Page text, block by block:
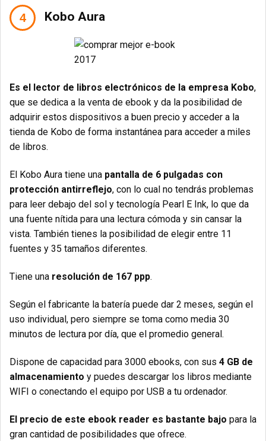
Kobo Aura
Es el lector de libros electrónicos de la empresa Kobo,
que se dedica a la venta de ebook y da la posibilidad de
adquirir estos dispositivos a buen precio y acceder a la
tienda de Kobo de forma instantánea para acceder a miles
de libros.
El Kobo Aura tiene una pantalla de 6 pulgadas con
protección antirreflejo, con lo cual no tendrás problemas
para leer debajo del sol y tecnología Pearl E Ink, lo que da
una fuente nítida para una lectura cómoda y sin cansar la
vista. También tienes la posibilidad de elegir entre 11
fuentes y 35 tamaños diferentes.
Tiene una resolución de 167 ppp.
Según el fabricante la batería puede dar 2 meses, según el
uso individual, pero siempre se toma como media 30
minutos de lectura por día, que el promedio general.
Dispone de capacidad para 3000 ebooks, con sus 4 GB de
almacenamiento y puedes descargar los libros mediante
WIFI o conectando el equipo por USB a tu ordenador.
El precio de este ebook reader es bastante bajo para la
gran cantidad de posibilidades que ofrece.